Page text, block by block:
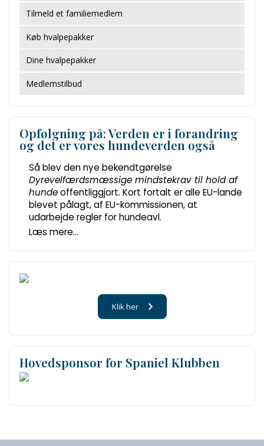
Tilmeld et familiemedlem
Køb hvalpepakker
Dine hvalpepakker
Medlemstilbud
Opfølgning på: Verden er i forandring
og det er vores hundeverden også
Så blev den nye bekendtgørelse
Dyrevelfærdsmæssige mindstekrav til hold af
hundeoffentliggjort. Kort fortalt er alle EU-lande
blevet pålagt, af EU-kommissionen, at
udarbejde regler for hundeavl.
Læs mere...
Klik her
Hovedsponsor for Spaniel Klubben